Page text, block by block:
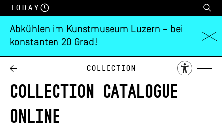
Today
Abkühlen im Kunstmuseum Luzern – bei
konstanten 20 Grad!
Collection
COLLECTION CATALOGUE
ONLINE